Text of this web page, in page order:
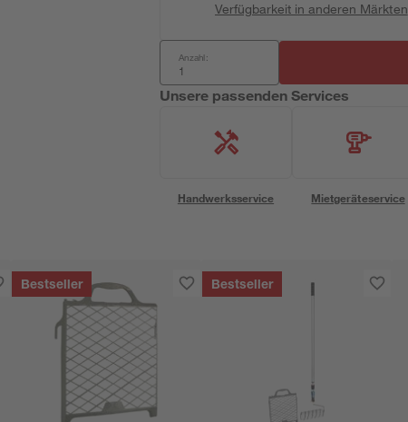
Verfügbarkeit in anderen Märkten
Anzahl:
Unsere passenden Services
Handwerksservice Mietgeräteservice
Bestseller Bestseller